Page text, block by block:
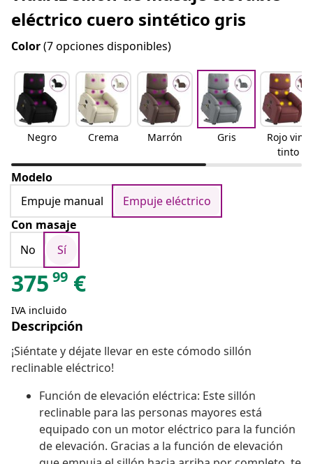
eléctrico cuero sintético gris
Color(7 opciones disponibles)
Negro Crema Marrón Gris
Rojo vino
tinto
Modelo
Empuje manual
Empuje eléctrico
Con masaje
No
Sí
375 99 €
IVA incluido
Descripción
¡Siéntate y déjate llevar en este cómodo sillón
reclinable eléctrico!
Función de elevación eléctrica: Este sillón
reclinable para las personas mayores está
equipado con un motor eléctrico para la función
de elevación. Gracias a la función de elevación